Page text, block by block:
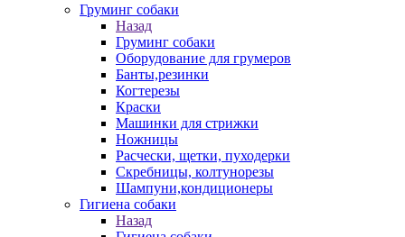
Груминг собаки
Назад
Груминг собаки
Оборудование для грумеров
Банты,резинки
Когтерезы
Краски
Машинки для стрижки
Ножницы
Расчески, щетки, пуходерки
Скребницы, колтунорезы
Шампуни,кондиционеры
Гигиена собаки
Назад